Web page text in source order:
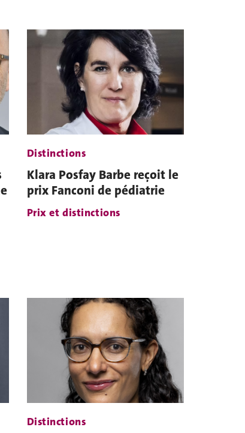
Distinctions
Klara Posfay Barbe reçoit le
prix Fanconi de pédiatrie
Prix et distinctions
Distinctions